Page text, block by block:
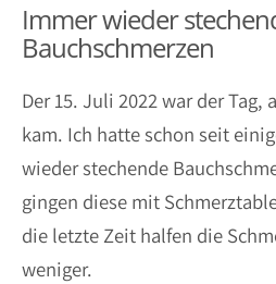
Immer wieder
Bauchschmerzen
Der 15. Juli 2022 war der
kam. Ich hatte schon seit
wieder stechende
gingen diese mit
die letzte Zeit halfen die
weniger.